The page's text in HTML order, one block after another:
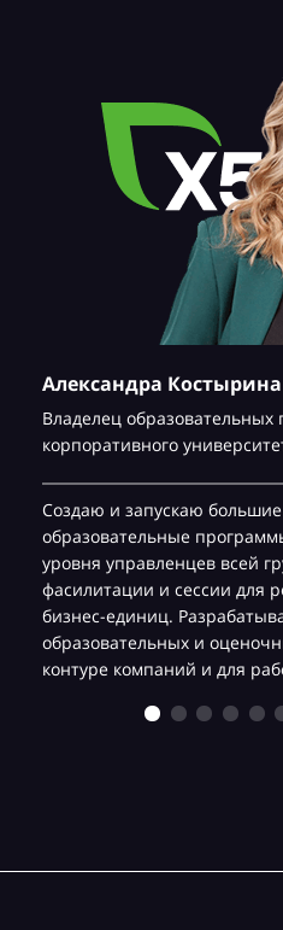
Александра Костырина
Владелец образовательных
корпоративного
Создаю и запускаю
образовательные
уровня управленцев всей
фасилитации и сессии для
бизнес-единиц.
образовательных и
контуре компаний и для